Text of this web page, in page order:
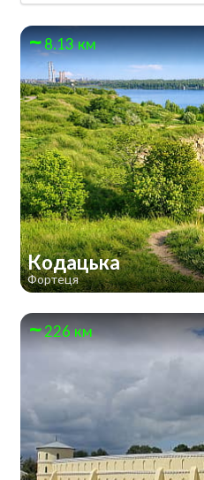
8.13 км
Кодацька
Фортеця
226 км